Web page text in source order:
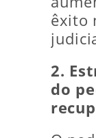
êxito
2.
do